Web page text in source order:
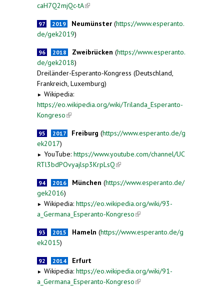
caH7Q2mjQc-tA(link is external)
97 2019 Neumünster (https://www.esperanto.
de/gek2019)
96 2018 Zweibrücken (https://www.esperanto.
de/gek2018)
Dreiländer-Esperanto-Kongress (Deutschland,
Frankreich, Luxemburg)
► Wikipedia:
https://eo.wikipedia.org/wiki/Trilanda_Esperanto-
Kongreso(link is external)
95 2017 Freiburg (https://www.esperanto.de/g
ek2017)
► YouTube: https://www.youtube.com/channel/UC
RTl3bdPOvyajlsp3KrpLsQ(link is external)
94 2016 München (https://www.esperanto.de/
gek2016)
► Wikipedia: https://eo.wikipedia.org/wiki/93-
a_Germana_Esperanto-Kongreso(link is external)
93 2015 Hameln (https://www.esperanto.de/g
ek2015)
92 2014 Erfurt
► Wikipedia: https://eo.wikipedia.org/wiki/91-
a_Germana_Esperanto-Kongreso(link is external)